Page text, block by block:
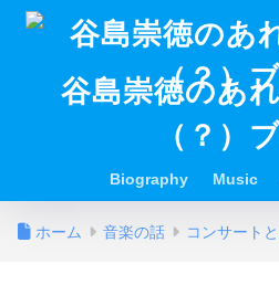
谷島崇徳のあ
（？）
Biography Music
ホーム 音楽の話 コンサート